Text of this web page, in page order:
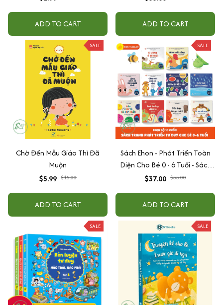
ADD TO CART ADD TO CART
SALE
Chờ Đến Mẫu Giáo Thì Đã
Muộn
$5.99 $15.00
ADD TO CART
SALE
Sách Ehon - Phát Triển Toàn
Diện Cho Bé 0 - 6 Tuổi - Sách
Song Ngữ Việt - Anh
$37.00 $55.00
ADD TO CART
SALE SALE